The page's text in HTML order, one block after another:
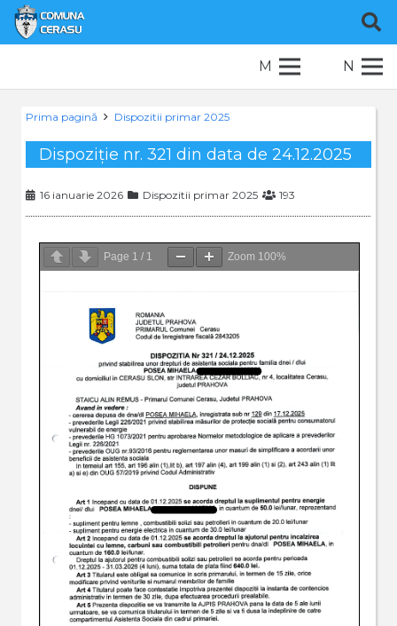
M N
Prima pagină Dispozitii primar 2025
Dispoziție nr. 321 din data de 24.12.2025
16 ianuarie 2026 Dispozitii primar 2025 193
Page 1 / 1 Zoom 100%